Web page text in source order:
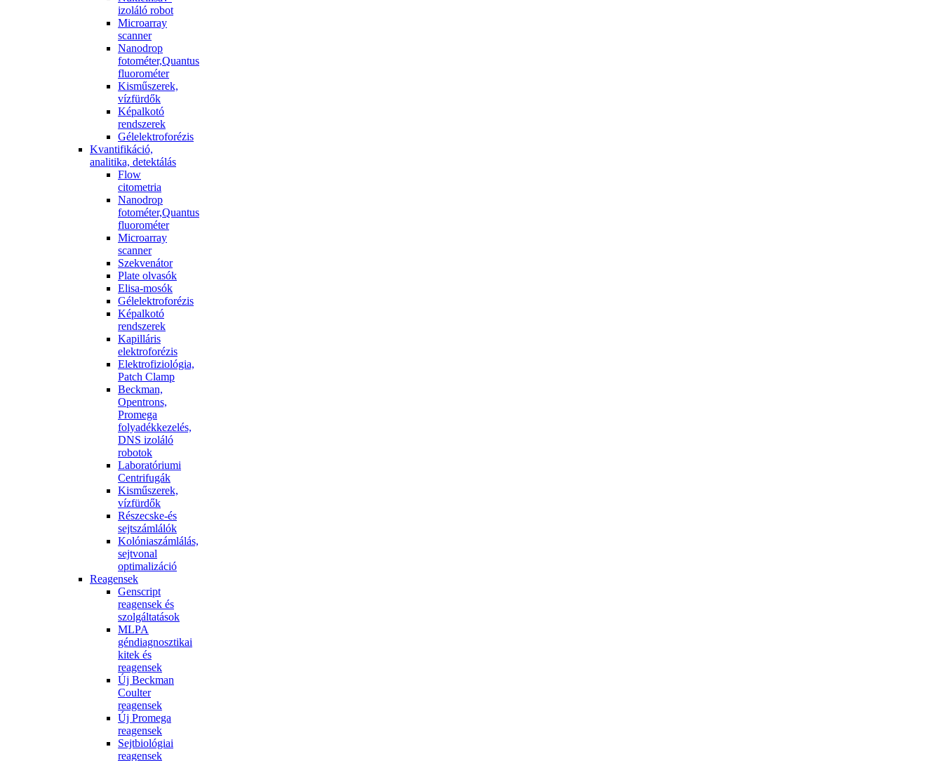
izoláló robot
Microarray
scanner
Nanodrop
fotométer,Quantus
fluorométer
Kisműszerek,
vízfürdők
Képalkotó
rendszerek
Gélelektroforézis
Kvantifikáció,
analitika, detektálás
Flow
citometria
Nanodrop
fotométer,Quantus
fluorométer
Microarray
scanner
Szekvenátor
Plate olvasók
Elisa-mosók
Gélelektroforézis
Képalkotó
rendszerek
Kapilláris
elektroforézis
Elektrofiziológia,
Patch Clamp
Beckman,
Opentrons,
Promega
folyadékkezelés,
DNS izoláló
robotok
Laboratóriumi
Centrifugák
Kisműszerek,
vízfürdők
Részecske-és
sejtszámlálók
Kolóniaszámlálás,
sejtvonal
optimalizáció
Reagensek
Genscript
reagensek és
szolgáltatások
MLPA
géndiagnosztikai
kitek és
reagensek
Új Beckman
Coulter
reagensek
Új Promega
reagensek
Sejtbiológiai
reagensek